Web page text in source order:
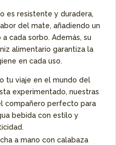
es resistente y duradera,
del mate, añadiendo un
cada sorbo. Además, su
alimentario garantiza la
en cada uso.
tu viaje en el mundo del
experimentado, nuestras
compañero perfecto para
bebida con estilo y
a mano con calabaza